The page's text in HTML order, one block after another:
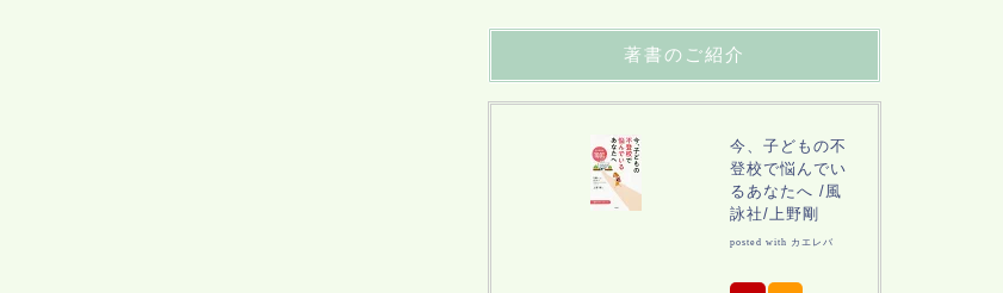
著書のご紹介
今、子どもの不
登校で悩んでい
るあなたへ /風
詠社/上野剛
posted with カエレバ